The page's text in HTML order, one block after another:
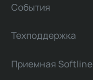
События
Техподдержка
Приемная Softline